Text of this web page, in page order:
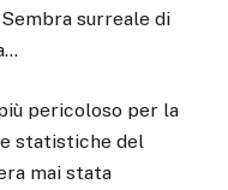
surreale di
pericoloso per la
statistiche del
mai stata